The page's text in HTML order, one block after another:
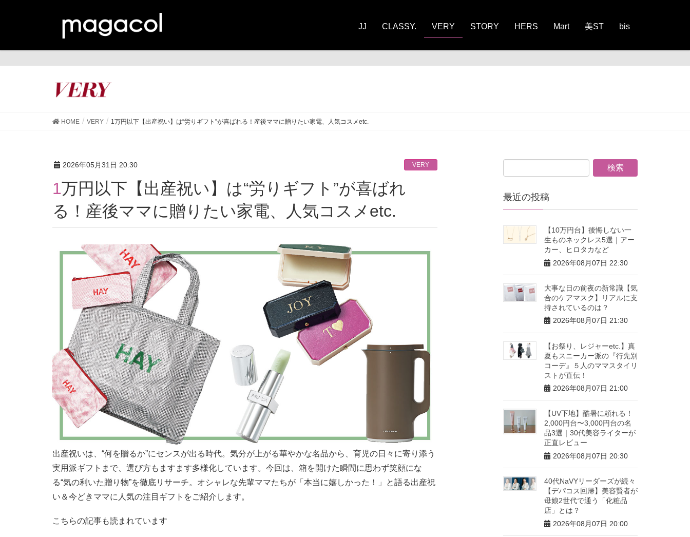
JJ CLASSY. VERY STORY HERS Mart 美ST bis
HOME VERY 1万円以下【出産祝い】は“労りギフト”が喜ばれる！産後ママに贈りたい家電、人気コスメetc.
2026年05月31日 20:30 VERY
1万円以下【出産祝い】は“労りギフト”が喜ばれ
る！産後ママに贈りたい家電、人気コスメetc.
出産祝いは、“何を贈るか”にセンスが出る時代。気分が上がる華やかな名品から、育児の日々に寄り添う
実用派ギフトまで、選び方もますます多様化しています。今回は、箱を開けた瞬間に思わず笑顔にな
る“気の利いた贈り物”を徹底リサーチ。オシャレな先輩ママたちが「本当に嬉しかった！」と語る出産祝
い＆今どきママに人気の注目ギフトをご紹介します。
こちらの記事も読まれています
最近の投稿
【10万円台】後悔しない一
生ものネックレス5選｜アー
カー、ヒロタカなど
2026年08月07日 22:30
大事な日の前夜の新常識【気
合のケアマスク】リアルに支
持されているのは？
2026年08月07日 21:30
【お祭り、レジャーetc.】真
夏もスニーカー派の『行先別
コーデ』５人のママスタイリ
ストが直伝！
2026年08月07日 21:00
【UV下地】酷暑に頼れる！
2,000円台〜3,000円台の名
品3選｜30代美容ライターが
正直レビュー
2026年08月07日 20:30
40代NaVYリーダーズが続々
【デパコス回帰】美容賢者が
母娘2世代で通う「化粧品
店」とは？
2026年08月07日 20:00